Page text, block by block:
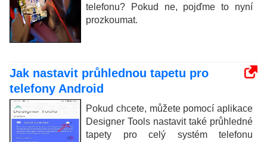
telefonu? Pokud ne, pojďme to nyní
prozkoumat.
Jak nastavit průhlednou tapetu pro
telefony Android
Pokud chcete, můžete pomocí aplikace
Designer Tools nastavit také průhledné
tapety pro celý systém telefonu